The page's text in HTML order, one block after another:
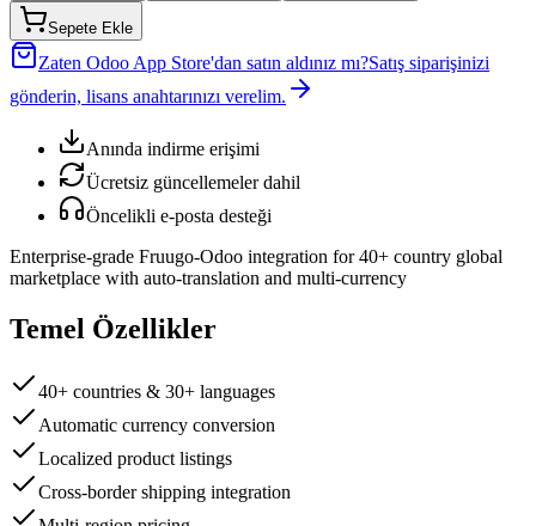
Sepete Ekle
Zaten Odoo App Store'dan satın aldınız mı?Satış siparişinizi
gönderin, lisans anahtarınızı verelim.
Anında indirme erişimi
Ücretsiz güncellemeler dahil
Öncelikli e-posta desteği
Enterprise-grade Fruugo-Odoo integration for 40+ country global
marketplace with auto-translation and multi-currency
Temel Özellikler
40+ countries & 30+ languages
Automatic currency conversion
Localized product listings
Cross-border shipping integration